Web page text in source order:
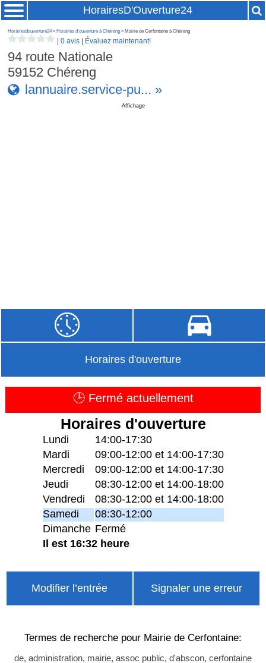
HorairesD'Ouverture24
Horairesdouverture24» Horaires d'ouverture à Chéreng » Mairie de Cerfontaine à Chéreng
|0 avis Évaluez maintenant!
94 route Nationale
59152 Chéreng
lannuaire.service-pu... »
Affichage
Horaires d'ouverture
🕒 Fermé actuellement
Horaires d'ouverture
Lundi
14:00-17:30
Mardi
09:00-12:00 et 14:00-17:30
Mercredi
09:00-12:00 et 14:00-17:30
Jeudi
08:30-12:00 et 14:00-18:00
Vendredi
08:30-12:00 et 14:00-18:00
Samedi
08:30-12:00
Dimanche Fermé
Il est 16:32 heure
Modifier l’entrée Signaler une erreur
Termes de recherche pour Mairie de Cerfontaine:
de, administration, mairie, assoc public, d'abscon, cerfontaine